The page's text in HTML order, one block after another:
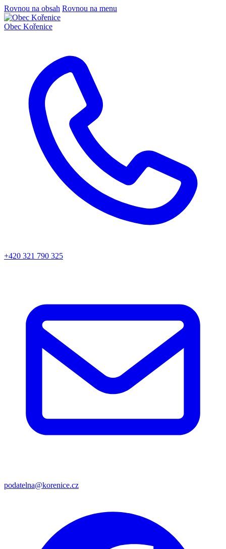
Rovnou na obsah Rovnou na menu
Obec Kořenice
+420 321 790 325
podatelna@korenice.cz